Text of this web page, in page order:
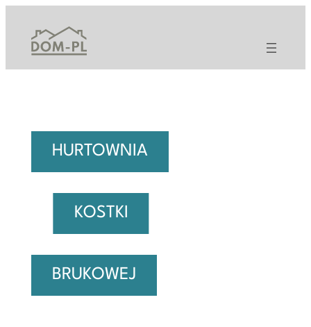
treści
HURTOWNIA
KOSTKI
BRUKOWEJ